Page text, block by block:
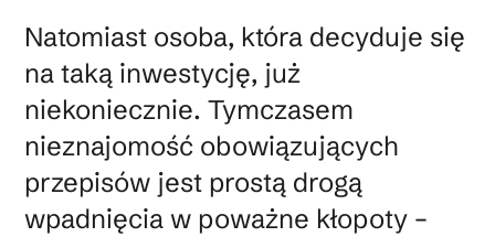
Natomiast osoba, która decyduje się
na taką inwestycję, już
niekoniecznie. Tymczasem
nieznajomość obowiązujących
przepisów jest prostą drogą
wpadnięcia w poważne kłopoty –